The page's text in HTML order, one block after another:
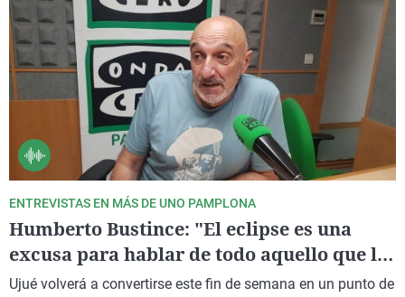
ENTREVISTAS EN MÁS DE UNO PAMPLONA
Humberto Bustince: "El eclipse es una
excusa para hablar de todo aquello que la
historia ha dejado en la sombra"
Ujué volverá a convertirse este fin de semana en un punto de